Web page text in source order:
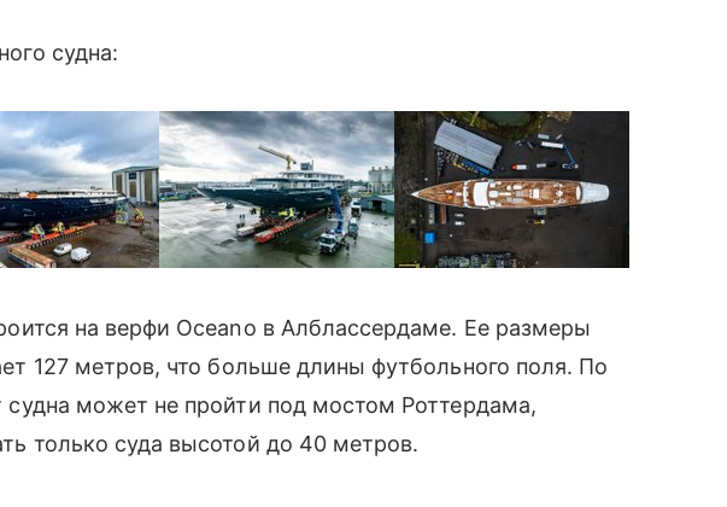
судна:
на верфи Oceano в Алблассердаме. Ее размеры
127 мет­ров, что больше длины футбольного поля. По
судна может не пройти под мостом Роттердама,
только суда высотой до 40 метров.